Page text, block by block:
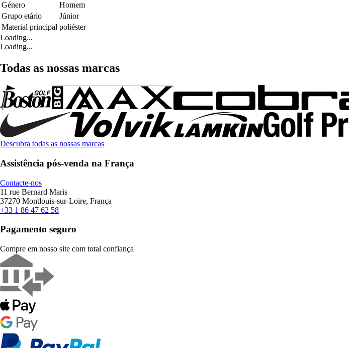
Género
Homem
Grupo etário
Júnior
Material principal poliéster
Loading...
Loading...
Todas as nossas marcas
Descubra todas as nossas marcas
Assistência pós-venda na França
Contacte-nos
11 rue Bernard Maris
37270 Montlouis-sur-Loire, França
+33 1 86 47 62 58
Pagamento seguro
Compre em nosso site com total confiança